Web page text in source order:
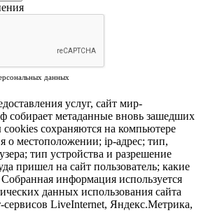
данных
услуг, сайт мир-
собирает метаданные вновь зашедших
сохраняются на компьютере
о местоположении; ip-адрес; тип,
тип устройства и разрешение
пришел на сайт пользователь; какие
информация используется
данных использования сайта
сервисов LiveInternet, Яндекс.Метрика,